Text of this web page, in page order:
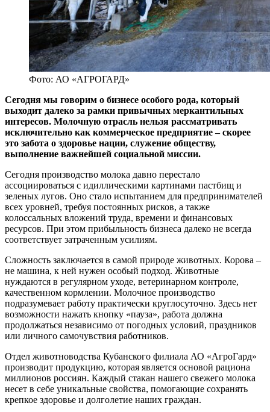
Фото: АО «АГРОГАРД»
Сегодня мы говорим о бизнесе особого рода, который
выходит далеко за рамки привычных меркантильных
интересов. Молочную отрасль нельзя рассматривать
исключительно как коммерческое предприятие – скорее
это забота о здоровье нации, служение обществу,
выполнение важнейшей социальной миссии.
Сегодня производство молока давно перестало
ассоциироваться с идиллическими картинами пастбищ и
зеленых лугов. Оно стало испытанием для предпринимателей
всех уровней, требуя постоянных рисков, а также
колоссальных вложений труда, времени и финансовых
ресурсов. При этом прибыльность бизнеса далеко не всегда
соответствует затраченным усилиям.
Сложность заключается в самой природе животных. Корова –
не машина, к ней нужен особый подход. Животные
нуждаются в регулярном уходе, ветеринарном контроле,
качественном кормлении. Молочное производство
подразумевает работу практически круглосуточно. Здесь нет
возможности нажать кнопку «пауза», работа должна
продолжаться независимо от погодных условий, праздников
или личного самочувствия работников.
Отдел животноводства Кубанского филиала АО «АгроГард»
производит продукцию, которая является основой рациона
миллионов россиян. Каждый стакан нашего свежего молока
несет в себе уникальные свойства, помогающие сохранять
крепкое здоровье и долголетие наших граждан.